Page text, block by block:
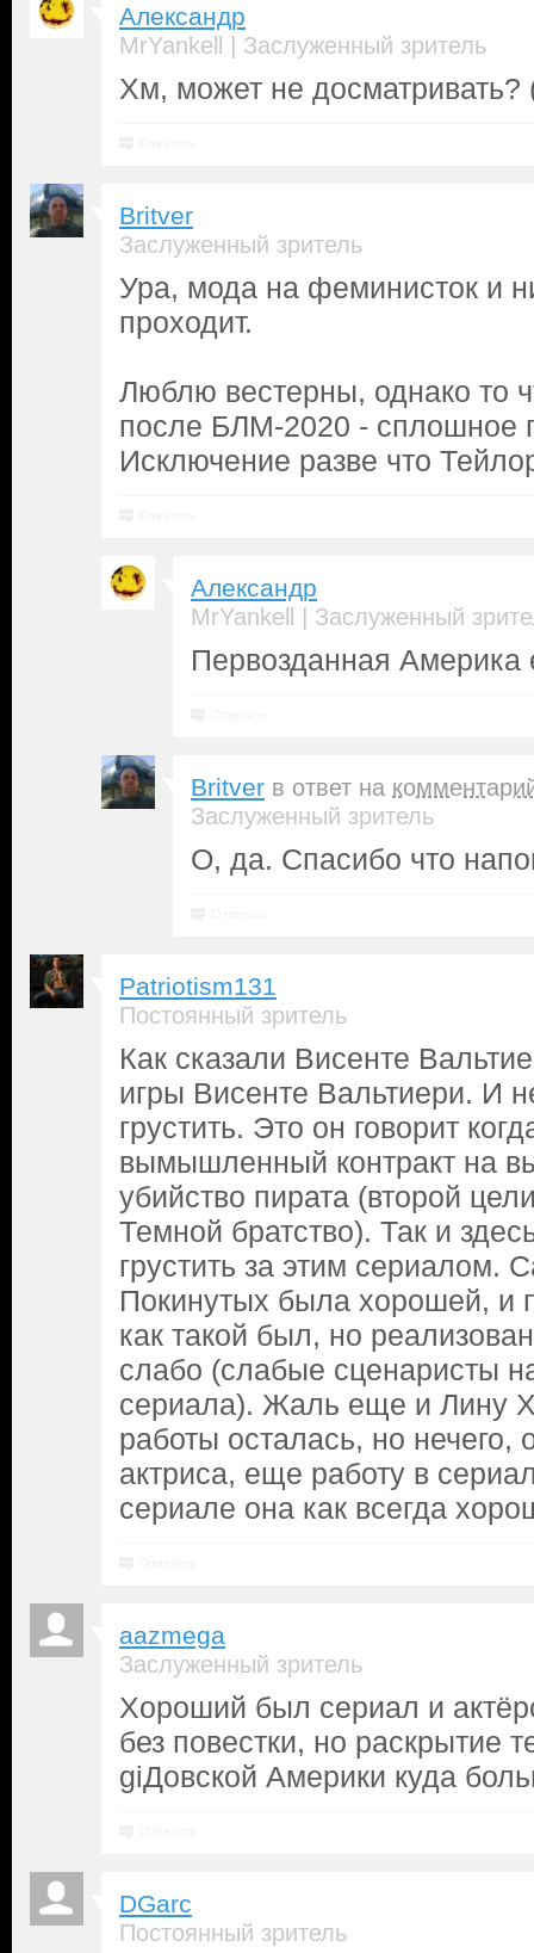
Александр
MrYankell | Заслуженный зритель
Хм, может не досматривать?
Britver
Заслуженный зритель
Ура, мода на феминисток и
проходит.
Люблю вестерны, однако то
после БЛМ-2020 - сплошное
Исключение разве что
Александр
MrYankell | Заслуженный
Первозданная
Britver в ответ на
Заслуженный зритель
О, да. Спасибо что
Patriotism131
Постоянный зритель
Как сказали Висенте
игры Висенте Вальтиери. И
грустить. Это он говорит
вымышленный контракт на
убийство пирата (второй
Темной братство). Так и
грустить за этим сериалом.
Покинутых была хорошей, и
как такой был, но
слабо (слабые сценаристы
сериала). Жаль еще и Лину
работы осталась, но нечего,
актриса, еще работу в
сериале она как всегда
aazmega
Заслуженный зритель
Хороший был сериал и
без повестки, но раскрытие
giДовской Америки куда
DGarc
Постоянный зритель